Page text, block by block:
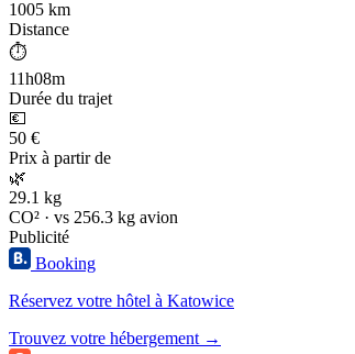
1005 km
Distance
⏱️
11h08m
Durée du trajet
💶
50 €
Prix à partir de
🌿
29.1 kg
CO² · vs 256.3 kg avion
Publicité
Booking
Réservez votre hôtel à Katowice
Trouvez votre hébergement →